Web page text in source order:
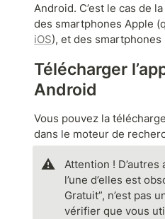
Android. C’est le cas de
des smartphones Apple
iOS), et des
Télécharger
Android
Vous pouvez la
dans le moteur de
⚠️
Attention !
l’une d’elles est
Gratuit”, n’est pas
vérifier que vous